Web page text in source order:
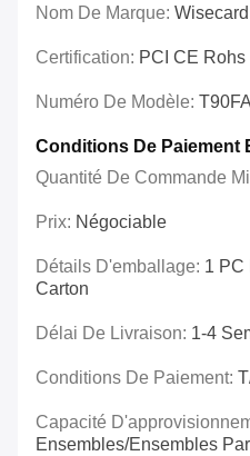
Nom De Marque: Wisecard
Certification: PCI CE Rohs
Numéro De Modèle:
Conditions De Paiement
Quantité De Commande
Prix: Négociable
Détails D'emballage: 1 PC
Carton
Délai De Livraison: 1-4
Conditions De Paiement:
Capacité
Ensembles/ensembles